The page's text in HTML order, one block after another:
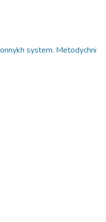
system. Metodychni